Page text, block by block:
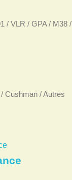
/ VLR / GPA / M38 /
Cushman / Autres